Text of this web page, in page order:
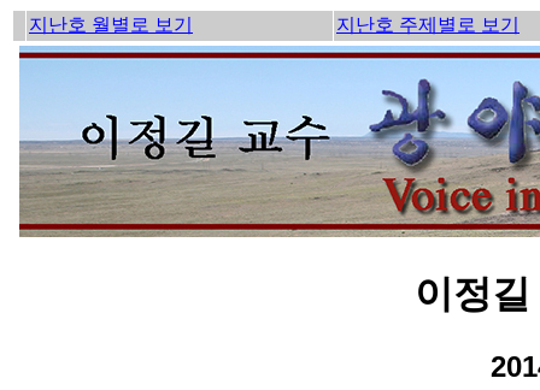
지난호 월별로 보기 지난호 주제별로 보기
이정